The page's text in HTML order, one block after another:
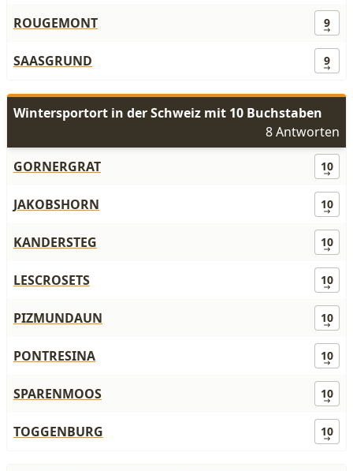
ROUGEMONT 9
SAASGRUND 9
Wintersportort in der Schweiz mit 10 Buchstaben
8 Antworten
GORNERGRAT
10
JAKOBSHORN 10
KANDERSTEG 10
LESCROSETS 10
PIZMUNDAUN 10
PONTRESINA 10
SPARENMOOS 10
TOGGENBURG 10